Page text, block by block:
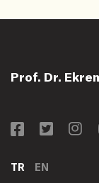
Prof. Dr.
TR EN